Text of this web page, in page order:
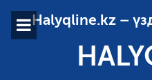
Halyqline.kz –